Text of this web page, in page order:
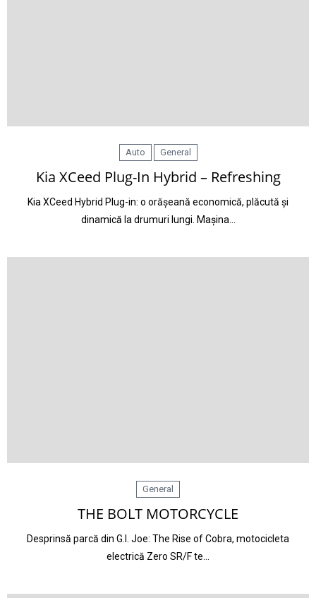
Auto General
Kia XCeed Plug-In Hybrid – Refreshing
Kia XCeed Hybrid Plug-in: o orășeană economică, plăcută și
dinamică la drumuri lungi. Mașina…
General
THE BOLT MOTORCYCLE
Desprinsă parcă din G.I. Joe: The Rise of Cobra, motocicleta
electrică Zero SR/F te…